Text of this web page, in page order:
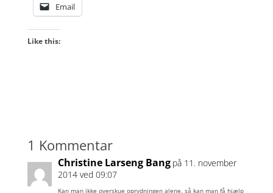
Email
Like this:
1 Kommentar
Christine Larseng Bang på 11. november
2014 ved 09:07
Kan man ikke overskue oprydningen alene, så kan man få hjælp